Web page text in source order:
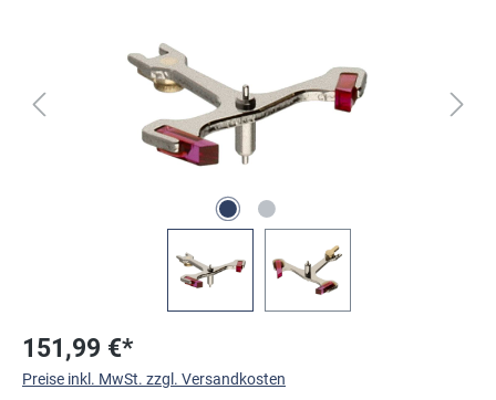
151,99 €*
Preise inkl. MwSt. zzgl. Versandkosten